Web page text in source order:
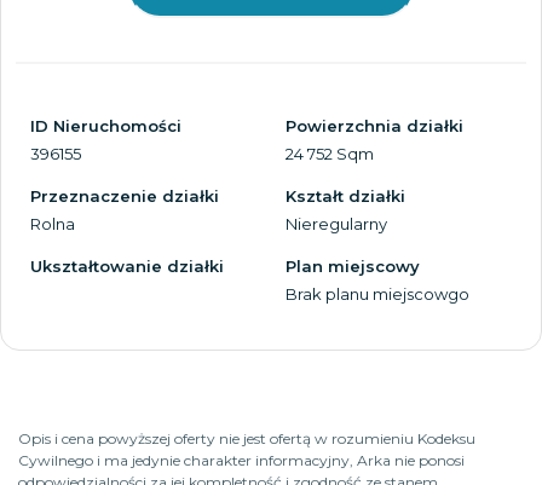
ID Nieruchomości
396155
Powierzchnia działki
24 752 Sqm
Przeznaczenie działki
Rolna
Kształt działki
Nieregularny
Ukształtowanie działki
Plan miejscowy
Brak planu miejscowgo
Opis i cena powyższej oferty nie jest ofertą w rozumieniu Kodeksu
Cywilnego i ma jedynie charakter informacyjny, Arka nie ponosi